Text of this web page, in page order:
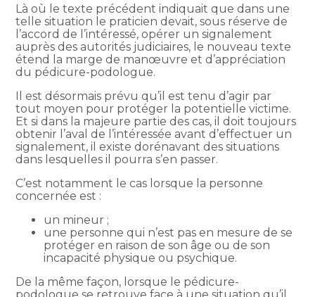
Là où le texte précédent indiquait que dans une
telle situation le praticien devait, sous réserve de
l’accord de l’intéressé, opérer un signalement
auprès des autorités judiciaires, le nouveau texte
étend la marge de manœuvre et d’appréciation
du pédicure-podologue.
Il est désormais prévu qu’il est tenu d’agir par
tout moyen pour protéger la potentielle victime.
Et si dans la majeure partie des cas, il doit toujours
obtenir l’aval de l’intéressée avant d’effectuer un
signalement, il existe dorénavant des situations
dans lesquelles il pourra s’en passer.
C’est notamment le cas lorsque la personne
concernée est :
un mineur ;
une personne qui n’est pas en mesure de se
protéger en raison de son âge ou de son
incapacité physique ou psychique.
De la même façon, lorsque le pédicure-
podologue se retrouve face à une situation qu’il